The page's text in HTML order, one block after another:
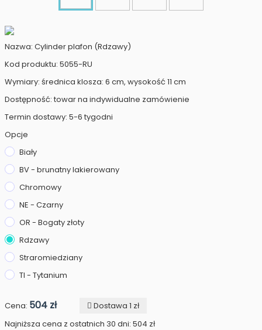
Nazwa: Cylinder plafon (Rdzawy)
Kod produktu: 5055-RU
Wymiary: średnica klosza: 6 cm, wysokość 11 cm
Dostępność: towar na indywidualne zamówienie
Termin dostawy: 5-6 tygodni
Opcje
Biały
BV - brunatny lakierowany
Chromowy
NE - Czarny
OR - Bogaty złoty
Rdzawy
Straromiedziany
TI - Tytanium
Cena: 504 zł
Dostawa 1 zł
Najniższa cena z ostatnich 30 dni: 504 zł